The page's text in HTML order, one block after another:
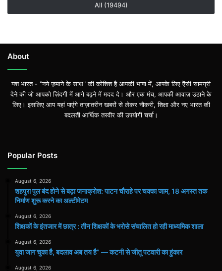
All (19494)
About
यश भारत - "नये ज़माने के साथ" की कोशिश है आपकी भाषा में, आपके लिए ऎसी सामग्री
देने की जो आपको ज़िंदगी में आगे बढ़ने में मदद दे। और एक मंच, आपकी आवाज़ उठाने के
लिए। इसलिए आप यहां पाएंगे ताज़ातरीन खबरों से लेकर नौकरी, शिक्षा और नए भारत की
बदलती आर्थिक तस्वीर की उपयोगी चर्चा।
Popular Posts
August 6, 2026
शहपुरा पुल बंद होने से बढ़ा जनाक्रोश: पाटन चौराहे पर चक्का जाम, 18 अगस्त तक
निर्माण शुरू करने का अल्टीमेटम
August 6, 2026
शिक्षकों के इंतजार में छात्र : तीन शिक्षकों के भरोसे संचालित हो रही माध्यमिक शाला
August 6, 2026
युवा जाग चुका है, बदलाव अब तय है” — कटनी से जीतू पटवारी का हुंकार
August 6, 2026